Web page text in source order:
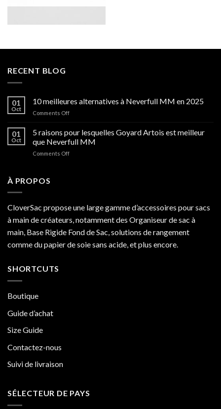
RECENT BLOG
01
Oct
10 meilleures alternatives à Neverfull MM en 2025
Comments Offon
meilleures
alternatives
à
Neverfull
01
Oct
5 raisons pour lesquelles Goyard Artois est meilleur
que Neverfull MM
Comments Offon
est
meilleur
que
Neverfull
MM
À PROPOS
CloverSac propose une large gamme d’accessoires pour sacs
à main de créateurs, notamment des Organiseur de sac à
main, Base Rigide Fond de Sac, solutions de rangement
comme du papier de soie sans acide, et plus encore.
SHORTCUTS
Boutique
Guide d’achat
Size Guide
Contactez-nous
Suivi de livraison
SÉLECTEUR DE PAYS